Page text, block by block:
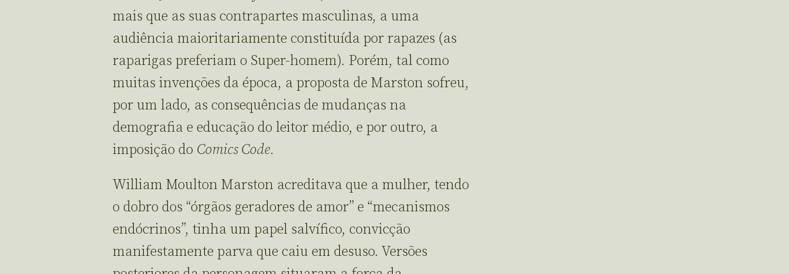
mais que as suas contrapartes masculinas, a uma
audiência maioritariamente constituída por rapazes (as
raparigas preferiam o Super-homem). Porém, tal como
muitas invenções da época, a proposta de Marston sofreu,
por um lado, as consequências de mudanças na
demografia e educação do leitor médio, e por outro, a
imposição do Comics Code.
William Moulton Marston acreditava que a mulher, tendo
o dobro dos “órgãos geradores de amor” e “mecanismos
endócrinos”, tinha um papel salvífico, convicção
manifestamente parva que caiu em desuso. Versões